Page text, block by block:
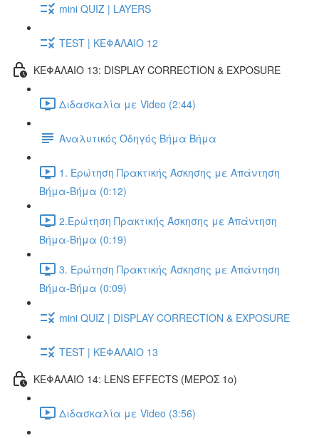
mini QUIZ | LAYERS
TEST | ΚΕΦΑΛΑΙΟ 12
ΚΕΦΑΛΑΙΟ 13: DISPLAY CORRECTION & EXPOSURE
Διδασκαλία με Video (2:44)
Αναλυτικός Οδηγός Βήμα Βήμα
1. Ερώτηση Πρακτικής Άσκησης με Απάντηση
Βήμα-Βήμα (0:12)
2.Ερώτηση Πρακτικής Άσκησης με Απάντηση
Βήμα-Βήμα (0:19)
3. Ερώτηση Πρακτικής Άσκησης με Απάντηση
Βήμα-Βήμα (0:09)
mini QUIZ | DISPLAY CORRECTION & EXPOSURE
TEST | ΚΕΦΑΛΑΙΟ 13
ΚΕΦΑΛΑΙΟ 14: LENS EFFECTS (ΜΕΡΟΣ 1ο)
Διδασκαλία με Video (3:56)